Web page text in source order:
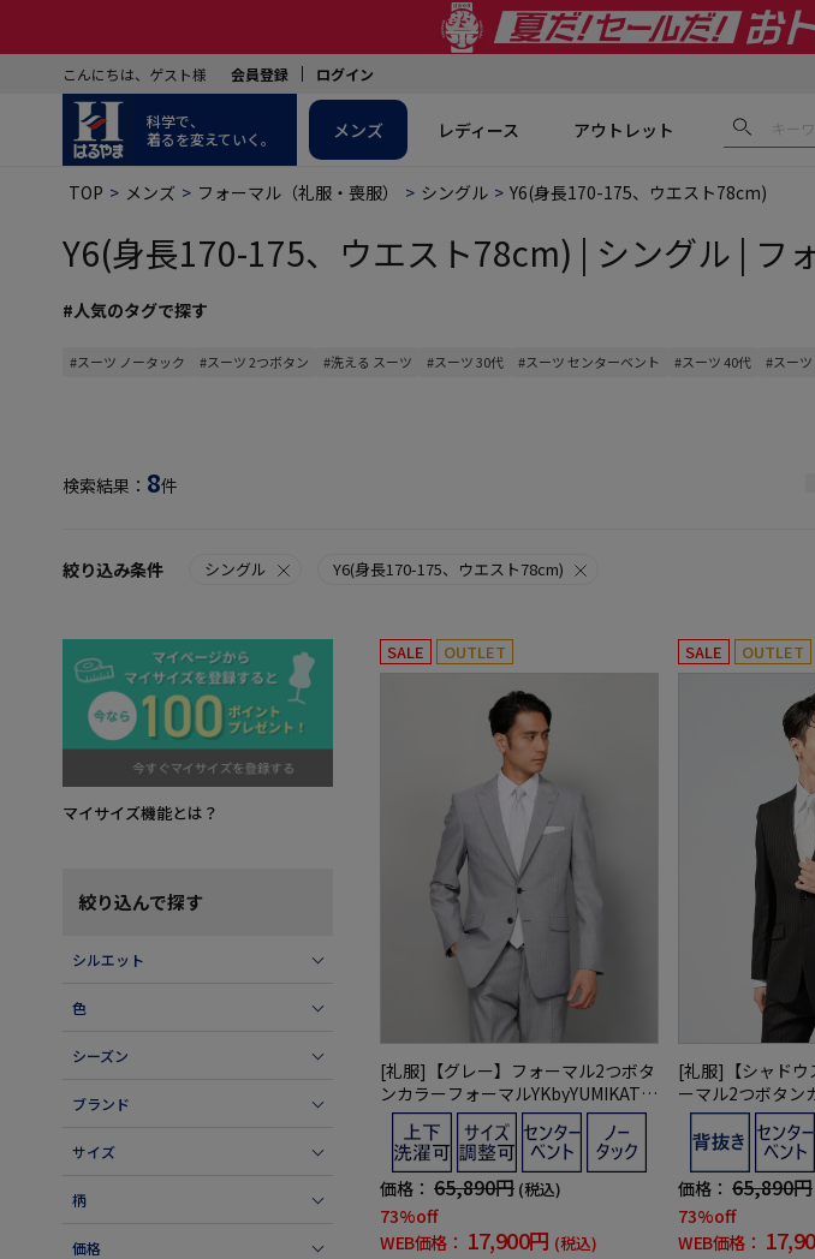
こんにちは、ゲスト様 会員登録 ログイン
科学で、
着るを変えていく。
メンズ レディース アウトレット
TOP メンズ フォーマル（礼服・喪服） シングル Y6(身長170-175、ウエスト78cm)
Y6(身長170-175、ウエスト78cm) | シングル | フ
#人気のタグで探す
#スーツ ノータック #スーツ 2つボタン #洗える スーツ #スーツ 30代 #スーツ センターベント #スーツ 40代 #スー
検索結果： 8件
絞り込み条件 シングル Y6(身長170-175、ウエスト78cm)
マイサイズ機能とは？
絞り込んで探す
シルエット
色
シーズン
ブランド
サイズ
柄
価格
SALE OUTLET
[礼服]【グレー】フォーマル2つボタ
ンカラーフォーマルYKbyYUMIKATS
URAセレモニー通年
価格： 65,890円 (税込)
73%off
WEB価格： 17,900円 (税込)
SALE OUTLET
[礼服]【シャドウ
ーマル2つボタン
服
価格： 65,890円
73%off
WEB価格：